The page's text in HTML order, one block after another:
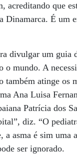
acreditando que
É um
divulgar um guia
o mundo. A
também atinge os
Ana Luisa
Patrícia dos
diz. “O
a asma é sim
ser ignorado.